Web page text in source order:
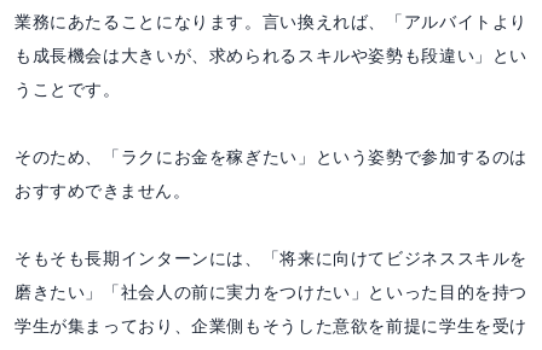
業務にあたることになります。言い換えれば、「アルバイトより
も成長機会は大きいが、求められるスキルや姿勢も段違い」とい
うことです。
そのため、「ラクにお金を稼ぎたい」という姿勢で参加するのは
おすすめできません。
そもそも長期インターンには、「将来に向けてビジネススキルを
磨きたい」「社会人の前に実力をつけたい」といった目的を持つ
学生が集まっており、企業側もそうした意欲を前提に学生を受け